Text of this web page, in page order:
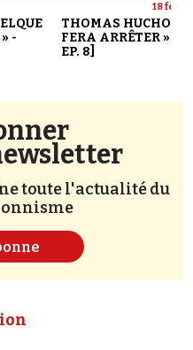
-
18
THOMAS HUCHON :
FERA ARRÊTER » -
EP. 8]
toute l'actualité du